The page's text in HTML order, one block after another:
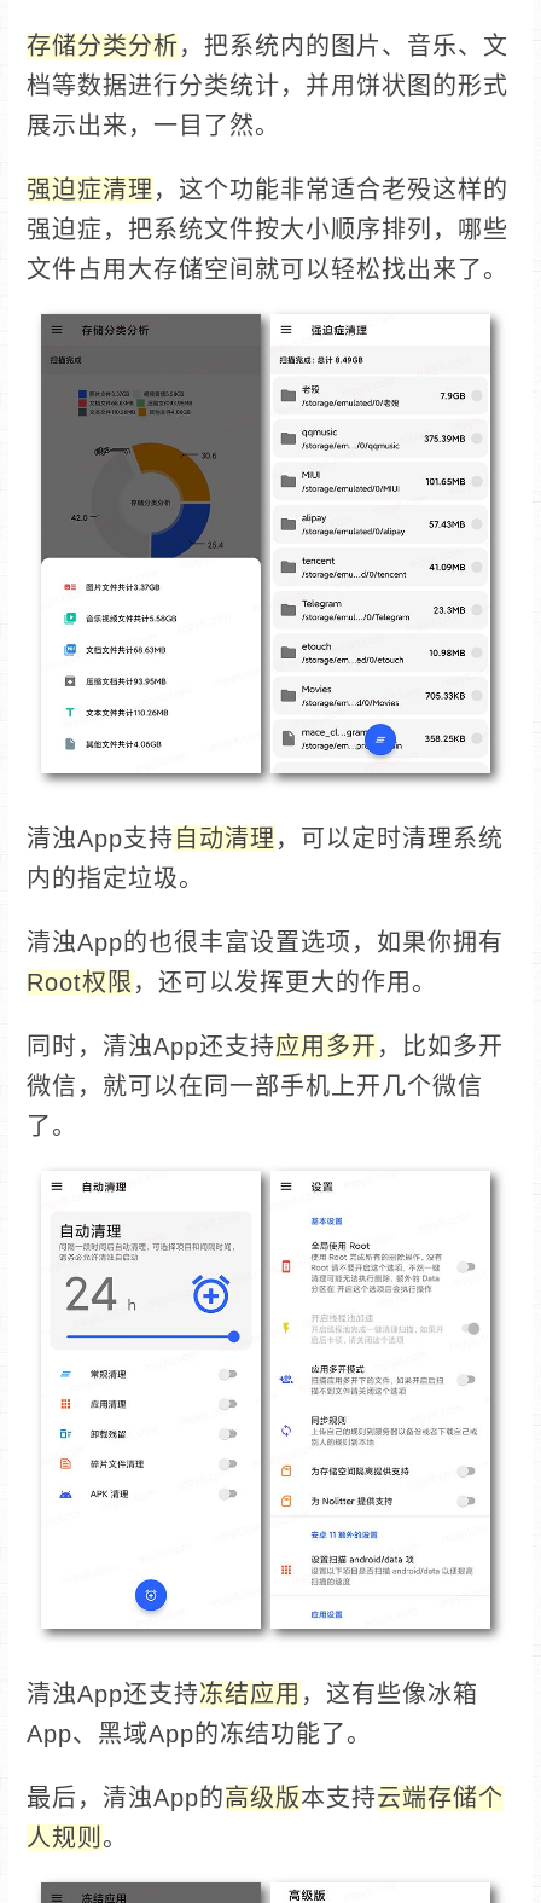
存储分类分析 ，把系统内的图片、音乐、文
档等数据进行分类统计，并用饼状图的形式
展示出来，一目了然。
强迫症清理，这个功能非常适合老殁这样的
强迫症，把系统文件按大小顺序排列，哪些
文件占用大存储空间就可以轻松找出来了。
清浊App支持自动清理 ，可以定时清理系统
内的指定垃圾。
清浊App的也很丰富设置选项，如果你拥有
Root权限 ，还可以发挥更大的作用。
同时，清浊App还支持应用多开 ，比如多开
微信，就可以在同一部手机上开几个微信
了。
清浊App还支持冻结应用 ，这有些像冰箱
App、黑域App的冻结功能了。
最后，清浊App的高级版本支持云端存储个
人规则 。